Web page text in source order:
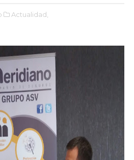
Actualidad,